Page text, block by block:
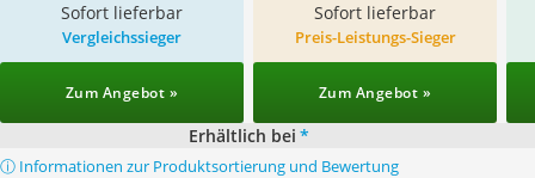
Sofort lieferbar Sofort lieferbar
Vergleichssieger
Zum Angebot »
Preis-Leistungs-Sieger
Zum Angebot »
Erhältlich bei *
ⓘ Informationen zur Produktsortierung und Bewertung